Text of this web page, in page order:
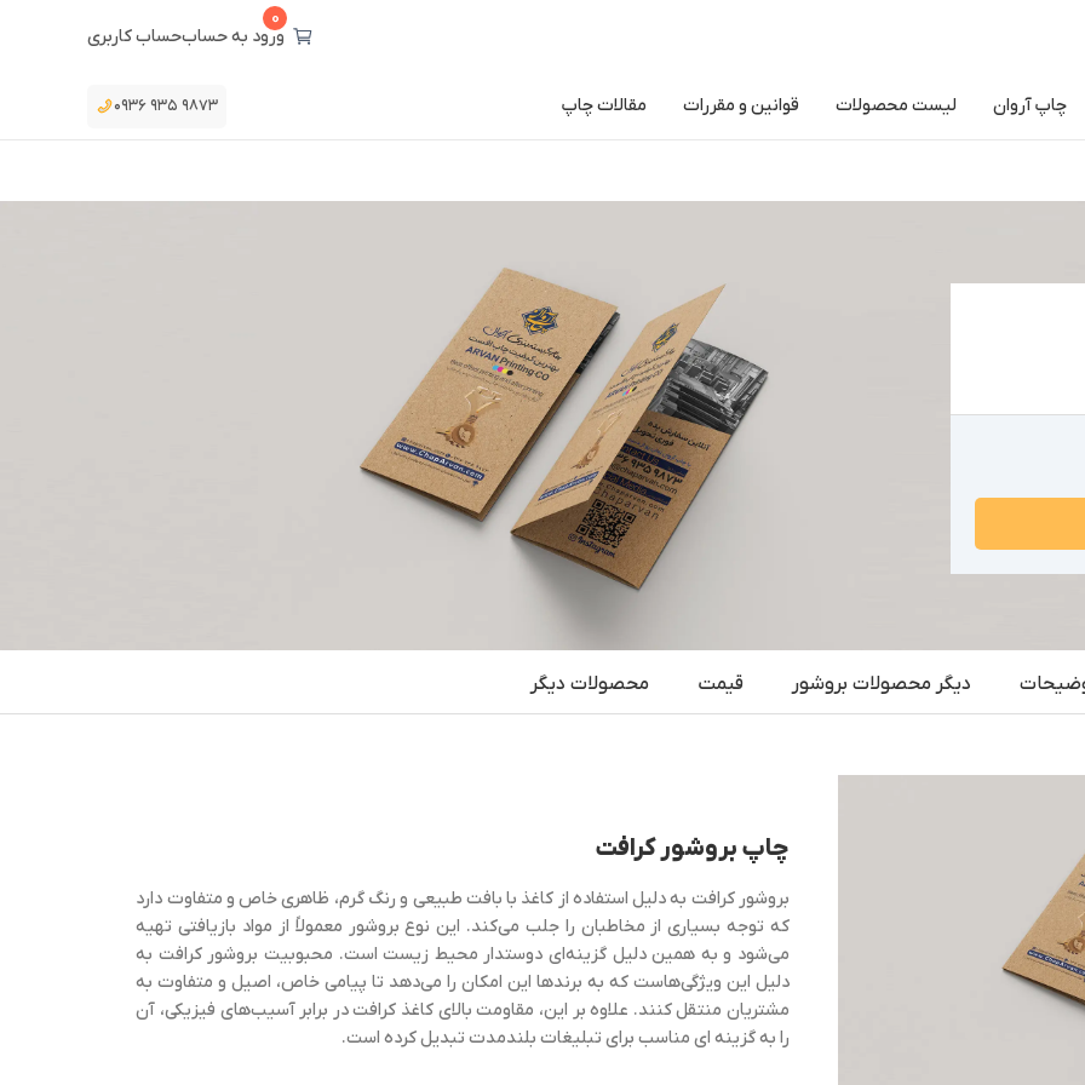
0
ورود به حسابحساب کاربری
چاپ آروان لیست محصولات قوانین و مقررات مقالات چاپ ۰۹۳۶ ۹۳۵ ۹۸۷۳
دیگر محصولات بروشور قیمت محصولات دیگر
چاپ بروشور کرافت
بروشور کرافت به دلیل استفاده از کاغذ با بافت طبیعی و رنگ گرم، ظاهری خاص و متفاوت دارد
که توجه بسیاری از مخاطبان را جلب می‌کند. این نوع بروشور معمولاً از مواد بازیافتی تهیه
می‌شود و به همین دلیل گزینه‌ای دوستدار محیط زیست است. محبوبیت بروشور کرافت به
دلیل این ویژگی‌هاست که به برندها این امکان را می‌دهد تا پیامی خاص، اصیل و متفاوت به
مشتریان منتقل کنند. علاوه بر این، مقاومت بالای کاغذ کرافت در برابر آسیب‌های فیزیکی، آن
را به گزینه‌ ای مناسب برای تبلیغات بلندمدت تبدیل کرده است.